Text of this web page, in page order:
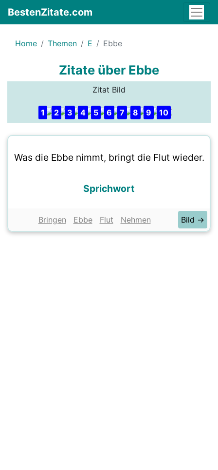
BestenZitate.com
Home Themen E Ebbe
Zitate über Ebbe
Zitat Bild
1 2 3 4 5 6 7 8 9 10
Was die Ebbe nimmt, bringt die Flut wieder.
Sprichwort
Bringen Ebbe Flut Nehmen Bild →